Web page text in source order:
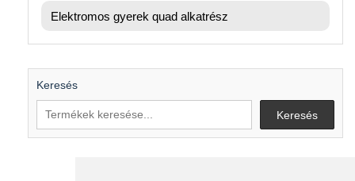
Elektromos gyerek quad alkatrész
Keresés
Keresés